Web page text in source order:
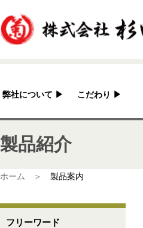
弊社について ▶
杉田石材店とは？
会社概要
こだわり ▶
加工へのこだわり
製品紹介
ホーム ＞ 製品案内
フリーワード